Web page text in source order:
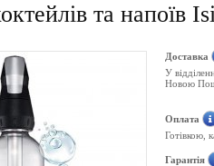
та напоїв
Доставка
У
Новою
Оплата
Готівкою,
Гарантія